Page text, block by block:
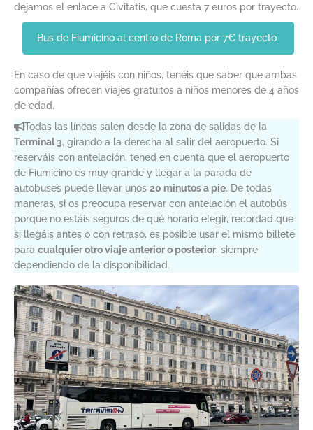
dejamos el enlace a Civitatis, que cuesta 7 euros por trayecto.
Bus de Fiumicino al centro de Roma por 7€ trayecto
En caso de que viajéis con niños, tenéis que saber que ambas
compañías ofrecen viajes gratuitos a niños menores de 4 años
de edad.
Todas las líneas salen desde la zona de salidas de la
Terminal 3, girando a la derecha al salir del aeropuerto. Si
reserváis con antelación, tened en cuenta que el aeropuerto
de Fiumicino es muy grande y llegar a la parada de
autobuses puede llevar unos 20 minutos a pie. De todas
maneras, si os preocupa reservar con antelación el autobús
porque no estáis seguros de qué horario elegir, recordad que
si llegáis antes o con retraso, es posible usar el mismo billete
para cualquier otro viaje anterior o posterior, siempre
dependiendo de la disponibilidad.